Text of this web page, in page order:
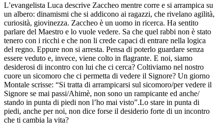
L’evangelista Luca descrive Zaccheo mentre corre e si arrampica su
un albero: dinamismi che si addicono ai ragazzi, che rivelano agilità,
curiosità, giovinezza. Zaccheo è un uomo in ricerca. Ha sentito
parlare del Maestro e lo vuole vedere. Sa che quel rabbi non è stato
tenero con i ricchi e che non li crede capaci di entrare nella logica
del regno. Eppure non si arresta. Pensa di poterlo guardare senza
essere veduto e, invece, viene colto in flagrante. E noi, siamo
desiderosi di incontro con lui che ci cerca? Coltiviamo nel nostro
cuore un sicomoro che ci permetta di vedere il Signore? Un giorno
Montale scrisse: “Si tratta di arrampicarsi sul sicomoro/per vedere il
Signore se mai passi/Ahimè, non sono un rampicante ed anche/
stando in punta di piedi non l’ho mai visto”.Lo stare in punta di
piedi, anche per noi, non dice forse il desiderio forte di un incontro
che ti cambia la vita?